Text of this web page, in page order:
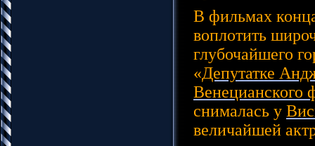
В фильмах
воплотить
глубочайшего
«Депутатке
Венецианского
снималась у
величайшей